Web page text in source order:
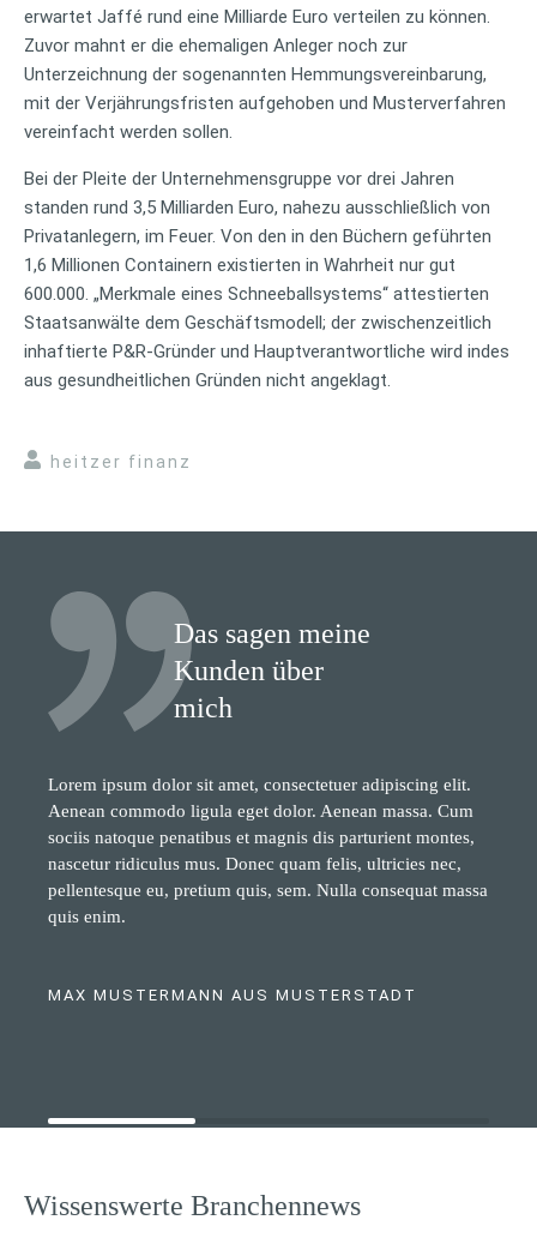
erwartet Jaffé rund eine Milliarde Euro verteilen zu können.
Zuvor mahnt er die ehemaligen Anleger noch zur
Unterzeichnung der sogenannten Hemmungsvereinbarung,
mit der Verjährungsfristen aufgehoben und Musterverfahren
vereinfacht werden sollen.
Bei der Pleite der Unternehmensgruppe vor drei Jahren
standen rund 3,5 Milliarden Euro, nahezu ausschließlich von
Privatanlegern, im Feuer. Von den in den Büchern geführten
1,6 Millionen Containern existierten in Wahrheit nur gut
600.000. „Merkmale eines Schneeballsystems“ attestierten
Staatsanwälte dem Geschäftsmodell; der zwischenzeitlich
inhaftierte P&R-Gründer und Hauptverantwortliche wird indes
aus gesundheitlichen Gründen nicht angeklagt.
heitzer finanz
Das sagen meine
Kunden über
mich
Lorem ipsum dolor sit amet, consectetuer adipiscing elit.
Aenean commodo ligula eget dolor. Aenean massa. Cum
sociis natoque penatibus et magnis dis parturient montes,
nascetur ridiculus mus. Donec quam felis, ultricies nec,
pellentesque eu, pretium quis, sem. Nulla consequat massa
quis enim.
MAX MUSTERMANN AUS MUSTERSTADT
Wissenswerte Branchennews